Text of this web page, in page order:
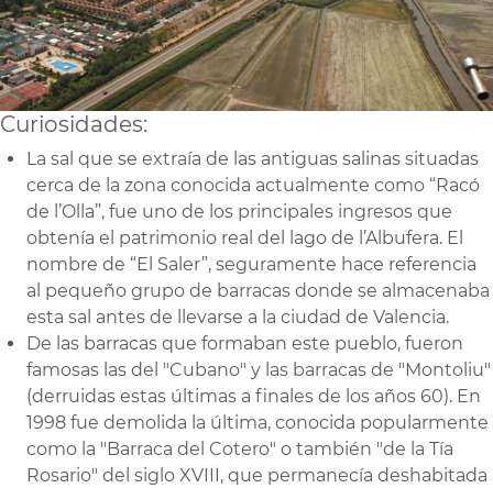
Curiosidades:
La sal que se extraía de las antiguas salinas situadas
cerca de la zona conocida actualmente como “Racó
de l’Olla”, fue uno de los principales ingresos que
obtenía el patrimonio real del lago de l’Albufera. El
nombre de “El Saler”, seguramente hace referencia
al pequeño grupo de barracas donde se almacenaba
esta sal antes de llevarse a la ciudad de Valencia.
De las barracas que formaban este pueblo, fueron
famosas las del "Cubano" y las barracas de "Montoliu"
(derruidas estas últimas a finales de los años 60). En
1998 fue demolida la última, conocida popularmente
como la "Barraca del Cotero" o también "de la Tía
Rosario" del siglo XVIII, que permanecía deshabitada